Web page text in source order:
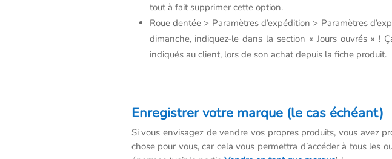
tout à fait supprimer cette option.
Roue dentée > Paramètres d’expédition > Paramètres
dimanche, indiquez-le dans la section « Jours ouvrés » !
indiqués au client, lors de son achat depuis la fiche produit.
Enregistrer votre marque (le cas échéant)
Si vous envisagez de vendre vos propres produits, vous avez
chose pour vous, car cela vous permettra d’accéder à tous